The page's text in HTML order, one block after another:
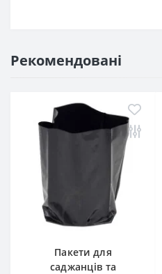
Рекомендовані
Пакети для
саджанців та